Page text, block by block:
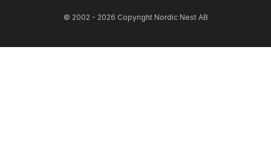
© 2002 - 2026 Copyright Nordic Nest AB